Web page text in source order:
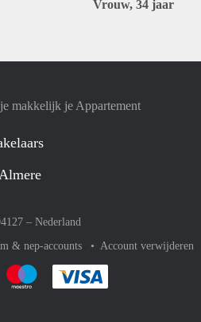
Vrouw, 34 jaar
makkelijk je Appartement
– Nederland
& nep-accounts Account verwijderen
af met Paypal
rekent gemakkelijk af met Mastercard
Je rekent gemakkelijk af met Meastro